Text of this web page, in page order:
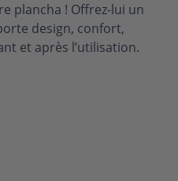
plancha ! Offrez-lui un
design, confort,
et après l’utilisation.